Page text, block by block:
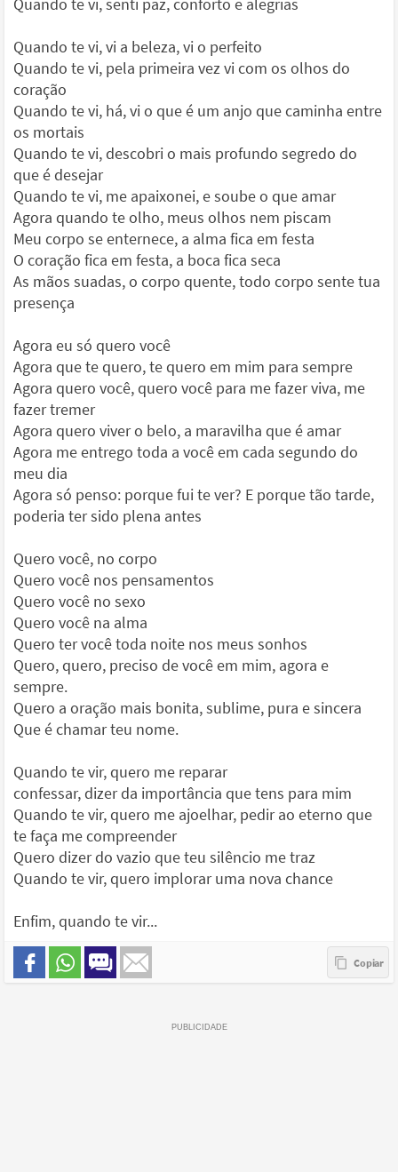
Quando te vi, vi a beleza, vi o perfeito
Quando te vi, pela primeira vez vi com os olhos do
coração
Quando te vi, há, vi o que é um anjo que caminha entre
os mortais
Quando te vi, descobri o mais profundo segredo do
que é desejar
Quando te vi, me apaixonei, e soube o que amar
Agora quando te olho, meus olhos nem piscam
Meu corpo se enternece, a alma fica em festa
O coração fica em festa, a boca fica seca
As mãos suadas, o corpo quente, todo corpo sente tua
presença
Agora eu só quero você
Agora que te quero, te quero em mim para sempre
Agora quero você, quero você para me fazer viva, me
fazer tremer
Agora quero viver o belo, a maravilha que é amar
Agora me entrego toda a você em cada segundo do
meu dia
Agora só penso: porque fui te ver? E porque tão tarde,
poderia ter sido plena antes
Quero você, no corpo
Quero você nos pensamentos
Quero você no sexo
Quero você na alma
Quero ter você toda noite nos meus sonhos
Quero, quero, preciso de você em mim, agora e
sempre.
Quero a oração mais bonita, sublime, pura e sincera
Que é chamar teu nome.
Quando te vir, quero me reparar
confessar, dizer da importância que tens para mim
Quando te vir, quero me ajoelhar, pedir ao eterno que
te faça me compreender
Quero dizer do vazio que teu silêncio me traz
Quando te vir, quero implorar uma nova chance
Enfim, quando te vir...